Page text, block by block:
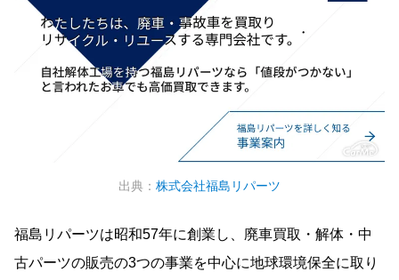
出典： 株式会社福島リパーツ
福島リパーツは昭和57年に創業し、廃車買取・解体・中
古パーツの販売の3つの事業を中心に地球環境保全に取り